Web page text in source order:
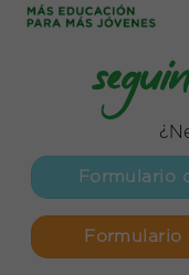
Formulario
Formulario